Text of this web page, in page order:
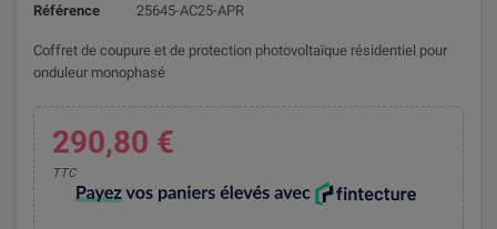
Référence
25645-AC25-APR
Coffret de coupure et de protection photovoltaïque résidentiel pour
onduleur monophasé
290,80 €
TTC